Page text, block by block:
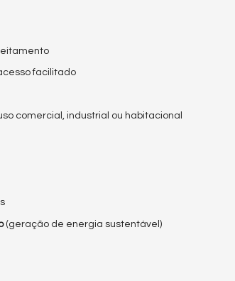
facilitado
comercial, industrial ou habitacional
(geração de energia sustentável)